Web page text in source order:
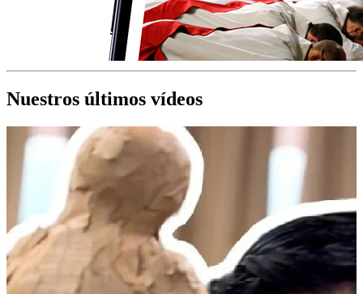
Nuestros últimos vídeos